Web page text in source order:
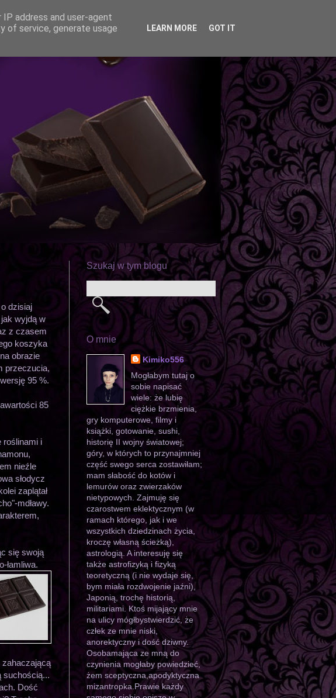
dzisiaj
wyjdą w
z czasem
koszyka
obrazie
przeczucia,
95 %.
85
roślinami i
nieźle
słodycz
zaplątał
mdławy.
się swoją
łamliwa.
zahaczającą
suchością...
Dość
Szukaj w tym blogu
O mnie
Kimiko556
Mogłabym tutaj o
sobie napisać
wiele: że lubię
ciężkie brzmienia,
gry komputerowe, filmy i
książki, gotowanie, sushi,
historię II wojny światowej;
góry, w których to przynajmniej
część swego serca zostawiłam;
mam słabość do kotów i
lemurów oraz zwierzaków
nietypowych. Zajmuję się
czarostwem eklektycznym (w
ramach którego, jak i we
wszystkich dziedzinach życia,
kroczę własną ścieżką),
astrologią. A interesuję się
także astrofizyką i fizyką
teoretyczną (i nie wydaje się,
bym miała rozdwojenie jaźni),
Japonią, trochę historią,
militariami. Ktoś mijający mnie
na ulicy mógłbystwierdzić, że
człek ze mnie niski,
anorektyczny i dość dziwny.
Osobamająca ze mną do
czynienia mogłaby powiedzieć,
żem sceptyczna,apodyktyczna
mizantropka.Prawie każdy
address and user-agent
of service, generate usage
LEARN MORE GOT IT